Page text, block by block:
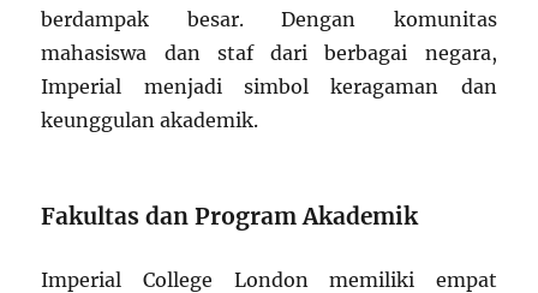
berdampak besar. Dengan komunitas
mahasiswa dan staf dari berbagai negara,
Imperial menjadi simbol keragaman dan
keunggulan akademik.
Fakultas dan Program Akademik
Imperial College London memiliki empat